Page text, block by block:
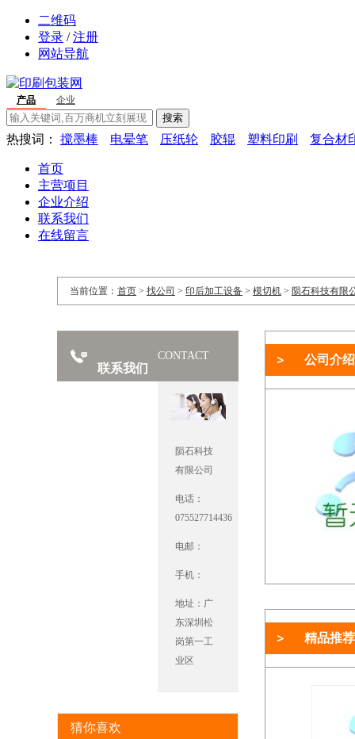
二维码
登录 /注册
网站导航
产品 企业
搜索
热搜词： 搅墨棒 电晕笔 压纸轮 胶辊 塑料印刷 复合材
首页
主营项目
企业介绍
联系我们
在线留言
当前位置： 首页 > 找公司 > 印后加工设备 > 模切机 > 陨石科技有限
联系我们
CONTACT
陨石科技
有限公司
电话：
075527714436
电邮：
手机：
地址：广
东深圳松
岗第一工
业区
猜你喜欢
公司介绍
精品推荐